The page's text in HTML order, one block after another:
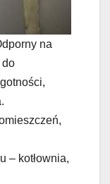
na
do
– kotłownia,